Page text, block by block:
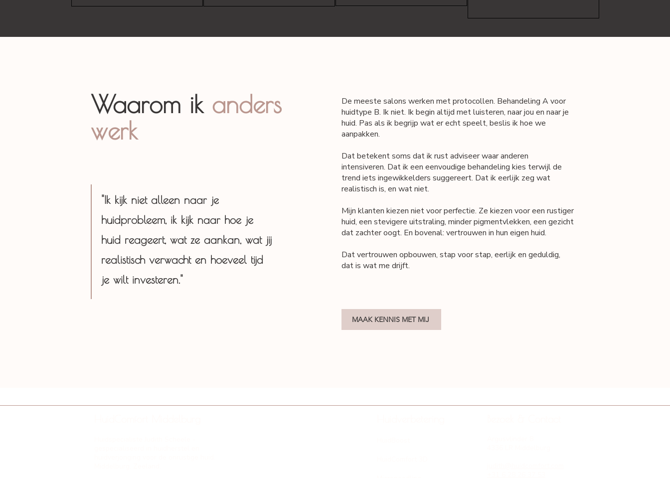
Waarom ik anders
werk
"Ik kijk niet alleen naar je
huidprobleem, ik kijk naar hoe je
huid reageert, wat ze aankan, wat jij
realistisch verwacht en hoeveel tijd
je wilt investeren."
De meeste salons werken met protocollen. Behandeling A voor
huidtype B. Ik niet. Ik begin altijd met luisteren, naar jou en naar je
huid. Pas als ik begrijp wat er echt speelt, beslis ik hoe we
aanpakken.
Dat betekent soms dat ik rust adviseer waar anderen
intensiveren. Dat ik een eenvoudige behandeling kies terwijl de
trend iets ingewikkelders suggereert. Dat ik eerlijk zeg wat
realistisch is, en wat niet.
Mijn klanten kiezen niet voor perfectie. Ze kiezen voor een rustiger
huid, een stevigere uitstraling, minder pigmentvlekken, een gezicht
dat zachter oogt. En bovenal: vertrouwen in hun eigen huid.
Dat vertrouwen opbouwen, stap voor stap, eerlijk en geduldig,
dat is wat me drijft.
MAAK KENNIS MET MIJ